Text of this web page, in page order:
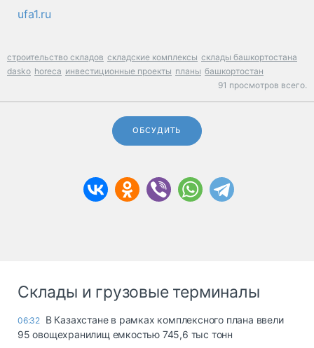
ufa1.ru
строительство складов складские комплексы склады башкортостана
dasko horeca инвестиционные проекты планы башкортостан
91 просмотров всего.
ОБСУДИТЬ
Склады и грузовые терминалы
06:32 В Казахстане в рамках комплексного плана ввели
95 овощехранилищ емкостью 745,6 тыс тонн